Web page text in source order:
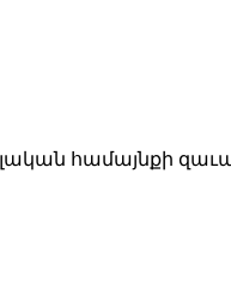
համայնքի